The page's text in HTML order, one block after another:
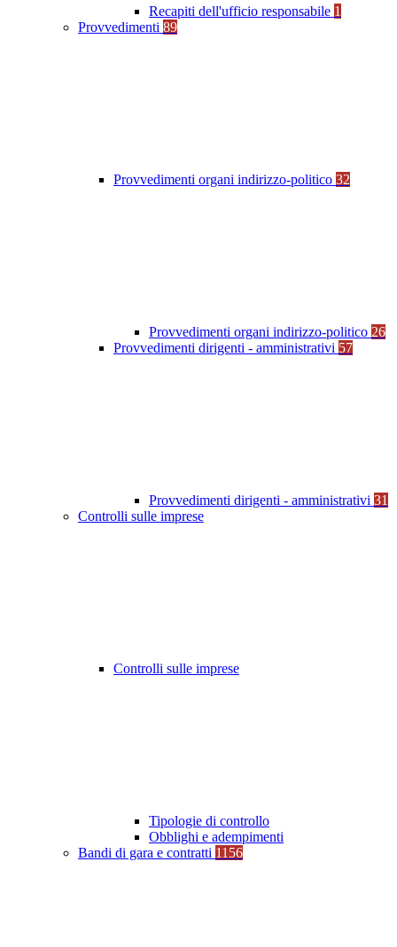
Recapiti dell'ufficio responsabile 1
Provvedimenti 89
Provvedimenti organi indirizzo-politico 32
Provvedimenti organi indirizzo-politico 26
Provvedimenti dirigenti - amministrativi 57
Provvedimenti dirigenti - amministrativi 31
Controlli sulle imprese
Controlli sulle imprese
Tipologie di controllo
Obblighi e adempimenti
Bandi di gara e contratti 1156